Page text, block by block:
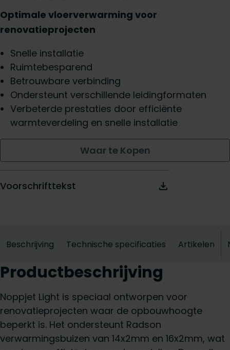
Optimale vloerverwarming voor
renovatieprojecten
Snelle installatie
Ruimtebesparend
Betrouwbare verbinding
Ondersteunt verschillende leidingformaten
Verbeterde prestaties door efficiënte
warmteverdeling en snelle installatie
Waar te Kopen
Voorschrifttekst
Beschrijving Technische specificaties Artikelen
Productbeschrijving
Noppjet Light is speciaal ontworpen voor
renovatieprojecten waar de opbouwhoogte
beperkt is. Het ondersteunt Radson
verwarmingsbuizen van 14x2mm en 16x2mm, wat